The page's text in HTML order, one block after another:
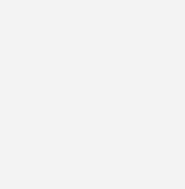
ist eine komplett
Bilder, Texte oder Grafiken
zu transferieren
- Abishirts bedrucken
- Nachhaltig
Hoodies bedrucken -
- Turnbeutel
- Tour merchandise